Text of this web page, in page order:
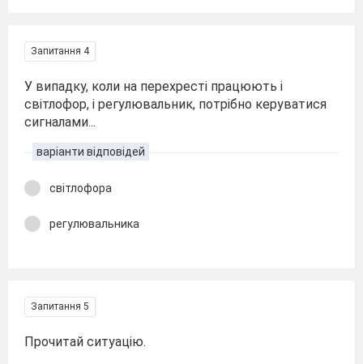
Запитання 4
У випадку, коли на перехресті працюють і
світлофор, і регулювальник, потрібно керуватися
сигналами...
варіанти відповідей
світлофора
регулювальника
Запитання 5
Прочитай ситуацію.